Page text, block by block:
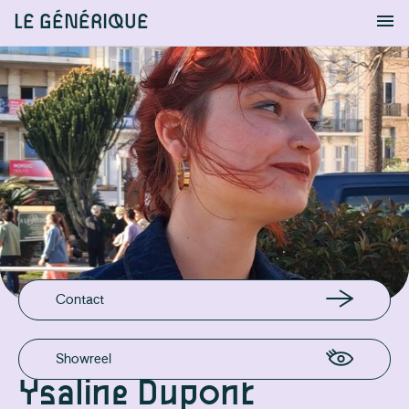
LE GÉNÉRIQUE
Info S'identifier Chercher
Ysaline Dupont
EMAIL
ysaline.dupont@posteo.net
Contact
Showreel